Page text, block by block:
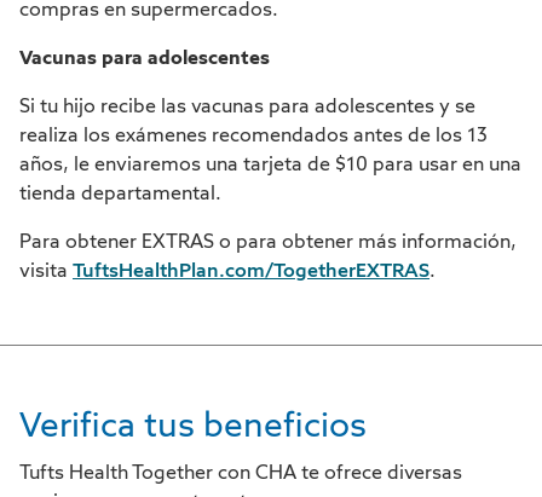
compras en supermercados.
Vacunas para adolescentes
Si tu hijo recibe las vacunas para adolescentes y se
realiza los exámenes recomendados antes de los 13
años, le enviaremos una tarjeta de $10 para usar en una
tienda departamental.
Para obtener EXTRAS o para obtener más información,
visita TuftsHealthPlan.com/TogetherEXTRAS.
Verifica tus beneficios
Tufts Health Together con CHA te ofrece diversas